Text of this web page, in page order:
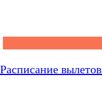
Расписание